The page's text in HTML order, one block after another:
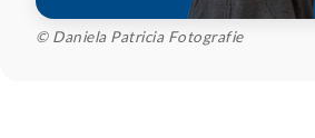
© Daniela Patricia Fotografie